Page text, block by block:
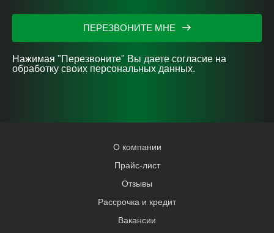
ПЕРЕЗВОНИТЕ МНЕ
Нажимая "Перезвоните" Вы даете согласие на
обработку своих персональных данных.
О компании
Прайс-лист
Отзывы
Рассрочка и кредит
Вакансии